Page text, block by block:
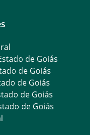
de Goiás
de Goiás
de Goiás
de Goiás
de Goiás